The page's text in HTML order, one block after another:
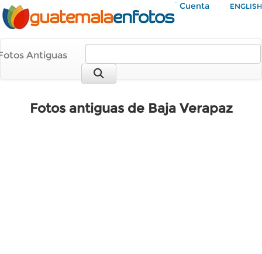
Mi Cuenta ENGLISH
Antiguas
Fotos antiguas de Baja Verapaz